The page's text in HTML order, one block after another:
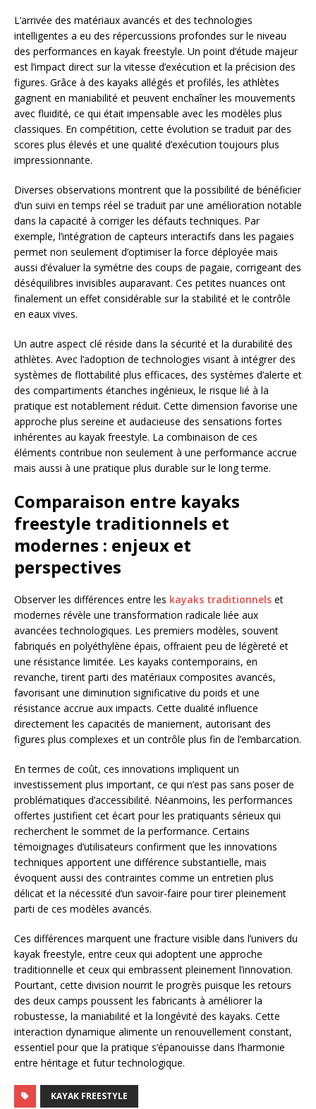
L’arrivée des matériaux avancés et des technologies
intelligentes a eu des répercussions profondes sur le niveau
des performances en kayak freestyle. Un point d’étude majeur
est l’impact direct sur la vitesse d’exécution et la précision des
figures. Grâce à des kayaks allégés et profilés, les athlètes
gagnent en maniabilité et peuvent enchaîner les mouvements
avec fluidité, ce qui était impensable avec les modèles plus
classiques. En compétition, cette évolution se traduit par des
scores plus élevés et une qualité d’exécution toujours plus
impressionnante.
Diverses observations montrent que la possibilité de bénéficier
d’un suivi en temps réel se traduit par une amélioration notable
dans la capacité à corriger les défauts techniques. Par
exemple, l’intégration de capteurs interactifs dans les pagaies
permet non seulement d’optimiser la force déployée mais
aussi d’évaluer la symétrie des coups de pagaie, corrigeant des
déséquilibres invisibles auparavant. Ces petites nuances ont
finalement un effet considérable sur la stabilité et le contrôle
en eaux vives.
Un autre aspect clé réside dans la sécurité et la durabilité des
athlètes. Avec l’adoption de technologies visant à intégrer des
systèmes de flottabilité plus efficaces, des systèmes d’alerte et
des compartiments étanches ingénieux, le risque lié à la
pratique est notablement réduit. Cette dimension favorise une
approche plus sereine et audacieuse des sensations fortes
inhérentes au kayak freestyle. La combinaison de ces
éléments contribue non seulement à une performance accrue
mais aussi à une pratique plus durable sur le long terme.
Comparaison entre kayaks
freestyle traditionnels et
modernes : enjeux et
perspectives
Observer les différences entre les kayaks traditionnels et
modernes révèle une transformation radicale liée aux
avancées technologiques. Les premiers modèles, souvent
fabriqués en polyéthylène épais, offraient peu de légèreté et
une résistance limitée. Les kayaks contemporains, en
revanche, tirent parti des matériaux composites avancés,
favorisant une diminution significative du poids et une
résistance accrue aux impacts. Cette dualité influence
directement les capacités de maniement, autorisant des
figures plus complexes et un contrôle plus fin de l’embarcation.
En termes de coût, ces innovations impliquent un
investissement plus important, ce qui n’est pas sans poser de
problématiques d’accessibilité. Néanmoins, les performances
offertes justifient cet écart pour les pratiquants sérieux qui
recherchent le sommet de la performance. Certains
témoignages d’utilisateurs confirment que les innovations
techniques apportent une différence substantielle, mais
évoquent aussi des contraintes comme un entretien plus
délicat et la nécessité d’un savoir-faire pour tirer pleinement
parti de ces modèles avancés.
Ces différences marquent une fracture visible dans l’univers du
kayak freestyle, entre ceux qui adoptent une approche
traditionnelle et ceux qui embrassent pleinement l’innovation.
Pourtant, cette division nourrit le progrès puisque les retours
des deux camps poussent les fabricants à améliorer la
robustesse, la maniabilité et la longévité des kayaks. Cette
interaction dynamique alimente un renouvellement constant,
essentiel pour que la pratique s’épanouisse dans l’harmonie
entre héritage et futur technologique.
KAYAK FREESTYLE